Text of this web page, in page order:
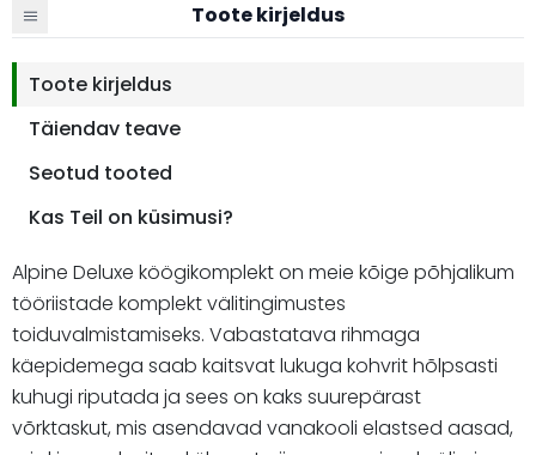
Toote kirjeldus
Toote kirjeldus
Täiendav teave
Seotud tooted
Kas Teil on küsimusi?
Alpine Deluxe köögikomplekt on meie kõige põhjalikum
tööriistade komplekt välitingimustes
toiduvalmistamiseks. Vabastatava rihmaga
käepidemega saab kaitsvat lukuga kohvrit hõlpsasti
kuhugi riputada ja sees on kaks suurepärast
võrktaskut, mis asendavad vanakooli elastsed aasad,